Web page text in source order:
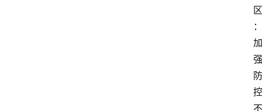
区
：
加
强
防
控
不